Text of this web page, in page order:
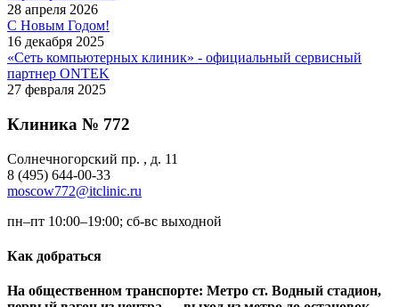
28 апреля 2026
С Новым Годом!
16 декабря 2025
«Сеть компьютерных клиник» - официальный сервисный
партнер ONTEK
27 февраля 2025
Клиника № 772
Солнечногорский пр. , д. 11
8 (495) 644-00-33
moscow772@itclinic.ru
пн–пт 10:00–19:00; сб-вс выходной
Как добраться
На общественном транспорте: Метро ст. Водный стадион,